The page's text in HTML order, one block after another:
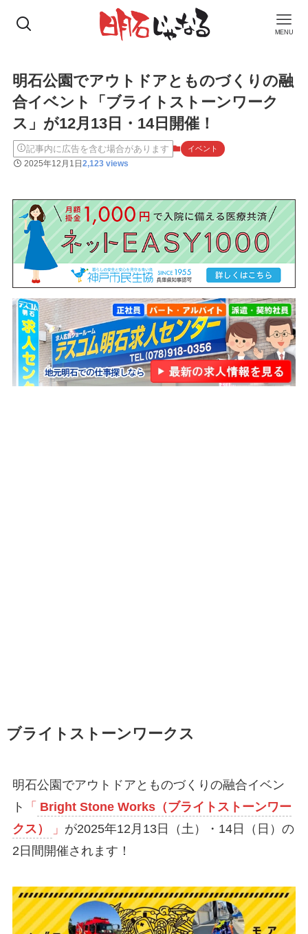
MENU
明石公園でアウトドアとものづくりの融
合イベント「ブライトストーンワーク
ス」が12月13日・14日開催！
記事内に広告を含む場合があります イベント
2025年12月1日2,123 views
ブライトストーンワークス
明石公園でアウトドアとものづくりの融合イベン
ト
「 Bright Stone Works（ブライトストーンワー
クス）
」 が2025年12月13日（土）・14日（日）の
2日間開催されます！